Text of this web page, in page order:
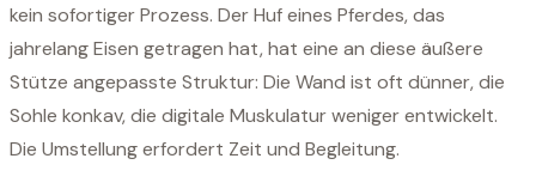
kein sofortiger Prozess. Der Huf eines Pferdes, das
jahrelang Eisen getragen hat, hat eine an diese äußere
Stütze angepasste Struktur: Die Wand ist oft dünner, die
Sohle konkav, die digitale Muskulatur weniger entwickelt.
Die Umstellung erfordert Zeit und Begleitung.